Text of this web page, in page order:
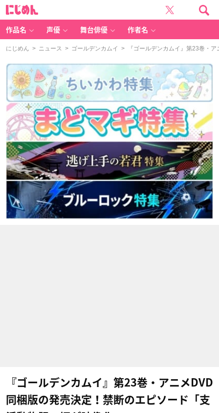
作品名 声優 舞台俳優 作者名
にじめん > ニュース > ゴールデンカムイ > 『ゴールデンカムイ』第23巻・ア
『ゴールデンカムイ』第23巻・アニメDVD
同梱版の発売決定！禁断のエピソード「支